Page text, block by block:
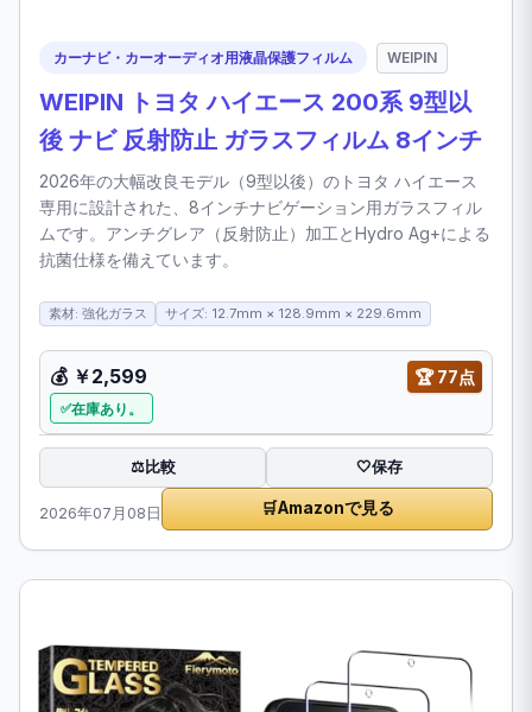
カーナビ・カーオーディオ用液晶保護フィルム WEIPIN
WEIPIN トヨタ ハイエース 200系 9型以
後 ナビ 反射防止 ガラスフィルム 8インチ
2026年の大幅改良モデル（9型以後）のトヨタ ハイエース
専用に設計された、8インチナビゲーション用ガラスフィル
ムです。アンチグレア（反射防止）加工とHydro Ag+による
抗菌仕様を備えています。
素材: 強化ガラス サイズ: 12.7mm × 128.9mm × 229.6mm
💰 ￥2,599 🏆77点
在庫あり。
⚖️比較 🤍保存
2026年07月08日 🛒Amazonで見る